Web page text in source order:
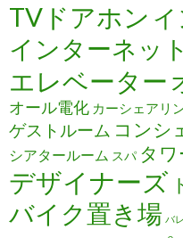
TVドアホン
インターネッ
エレベーター
オール電化 カーシェアリ
ゲストルーム コンシ
シアタールーム スパ タ
デザイナーズ
バイク置き場 バ